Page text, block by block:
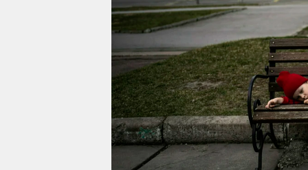
veranstaltungen
shop
fragen & hilfe
unterstützen
abo
genossenschaft